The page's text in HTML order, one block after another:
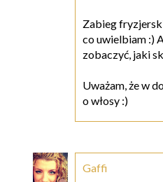
Zabieg
co uwielbiam :)
zobaczyć, jaki
Uważam, że w
o włosy :)
Gaffi